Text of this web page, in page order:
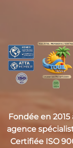
Fondée en 2015
agence
Certifiée ISO